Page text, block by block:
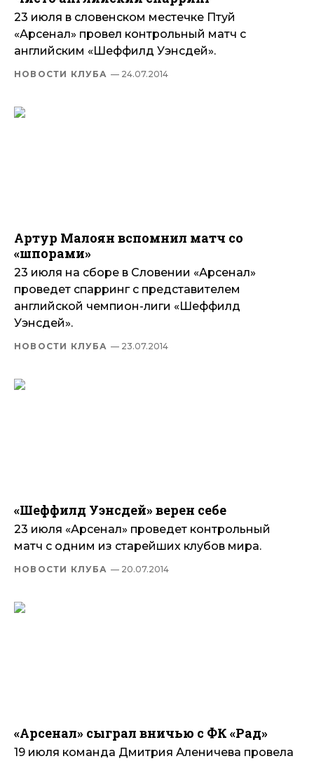
23 июля в словенском местечке Птуй
«Арсенал» провел контрольный матч с
английским «Шеффилд Уэнсдей».
НОВОСТИ КЛУБА — 24.07.2014
Артур Малоян вспомнил матч со
«шпорами»
23 июля на сборе в Словении «Арсенал»
проведет спарринг с представителем
английской чемпион-лиги «Шеффилд
Уэнсдей».
НОВОСТИ КЛУБА — 23.07.2014
«Шеффилд Уэнсдей» верен себе
23 июля «Арсенал» проведет контрольный
матч с одним из старейших клубов мира.
НОВОСТИ КЛУБА — 20.07.2014
«Арсенал» сыграл вничью с ФК «Рад»
19 июля команда Дмитрия Аленичева провела